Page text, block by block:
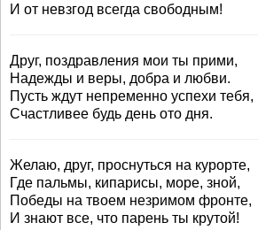
И от невзгод всегда свободным!
Друг, поздравления мои ты прими,
Надежды и веры, добра и любви.
Пусть ждут непременно успехи тебя,
Счастливее будь день ото дня.
Желаю, друг, проснуться на курорте,
Где пальмы, кипарисы, море, зной,
Победы на твоем незримом фронте,
И знают все, что парень ты крутой!